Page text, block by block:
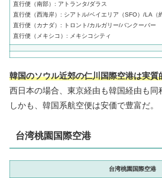
直行便（南部）: アトランタ/ダラス
直行便（西海岸）: シアトル/ベイエリア（SFO）/LA（
直行便（カナダ）: トロント/カルガリー/バンクーバー
直行便（メキシコ）: メキシコシティ
韓国のソウル近郊の仁川国際空港は実質
西日本の場合、東京経由も韓国経由も同
しかも、韓国系航空便は安価で豊富だ。
台湾桃園国際空港
台湾桃園国際空港